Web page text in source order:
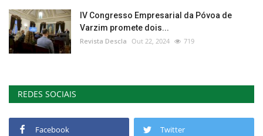
IV Congresso Empresarial da Póvoa de
Varzim promete dois...
Revista Descla Out 22, 2024 719
REDES SOCIAIS
Facebook Twitter